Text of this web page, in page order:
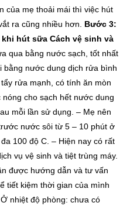
của mẹ thoải mái thì việc hút
ra cũng nhiều hơn.
Bước 3:
khi hút sữa Cách vệ sinh và
qua bằng nước sạch, tốt nhất
bằng nước dung dịch rửa bình
rửa mạnh, có tính ăn mòn
cho sạch hết nước dung
mỗi lần sử dụng. – Mẹ nên
nước sôi từ 5 – 10 phút ở
100 độ C. – Hiện nay có rất
vụ vệ sinh và tiệt trùng máy.
được hướng dẫn và tư vấn
tiết kiệm thời gian của mình
nhiệt độ phòng: chưa có